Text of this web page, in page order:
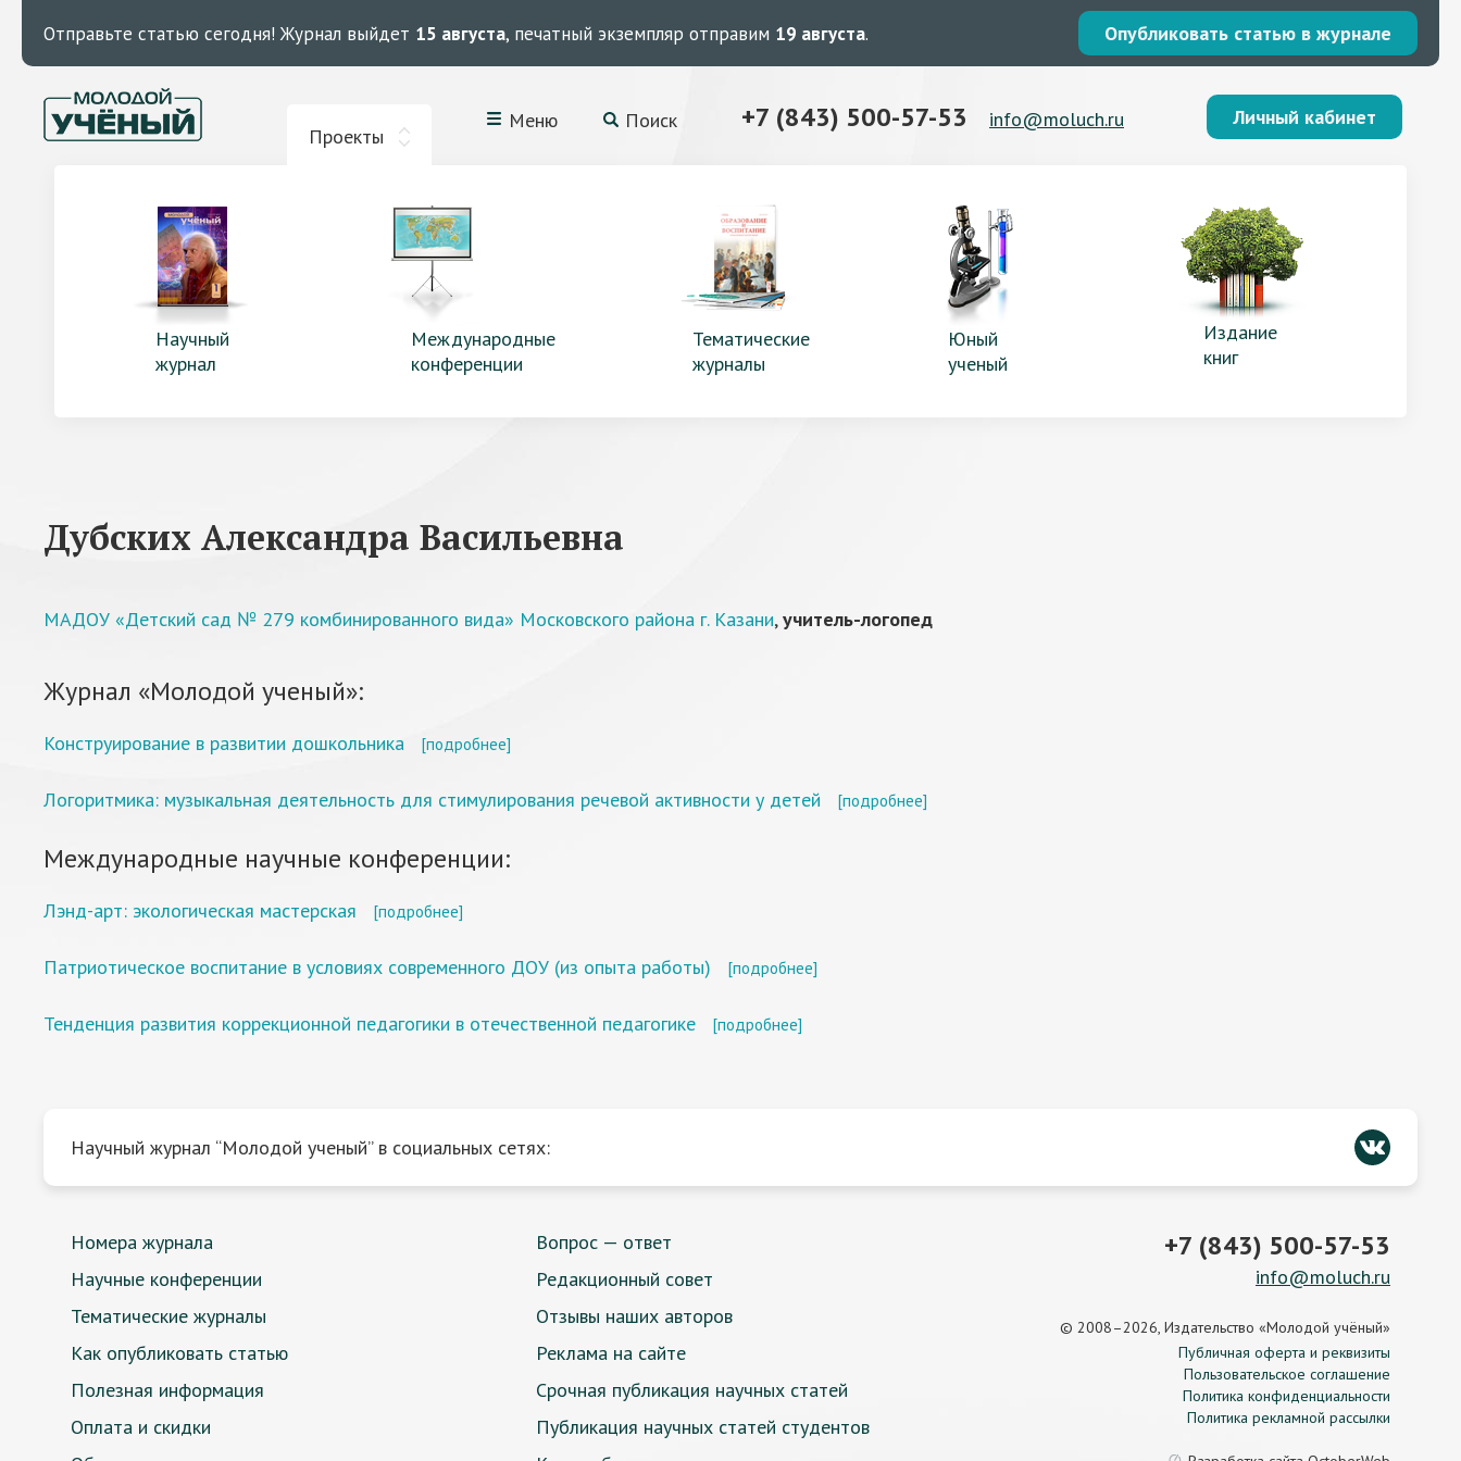
Отправьте статью сегодня! Журнал выйдет 15 августа, печатный экземпляр отправим 19 августа. Опубликовать статью в журнале
Проекты
Меню Поиск +7 (843) 500-57-53 info@moluch.ru Личный кабинет
Научный
журнал
Международные
конференции
Тематические
журналы
Юный
ученый
Издание
книг
Дубских Александра Васильевна
МАДОУ «Детский сад № 279 комбинированного вида» Московского района г. Казани,учитель-логопед
Журнал «Молодой ученый»:
Конструирование в развитии дошкольника [подробнее]
Логоритмика: музыкальная деятельность для стимулирования речевой активности у детей [подробнее]
Международные научные конференции:
Лэнд-арт: экологическая мастерская [подробнее]
Патриотическое воспитание в условиях современного ДОУ (из опыта работы) [подробнее]
Тенденция развития коррекционной педагогики в отечественной педагогике [подробнее]
Научный журнал “Молодой ученый” в социальных сетях:
Номера журнала
Научные конференции
Тематические журналы
Как опубликовать статью
Полезная информация
Оплата и скидки
Вопрос — ответ
Редакционный совет
Отзывы наших авторов
Реклама на сайте
Срочная публикация научных статей
Публикация научных статей студентов
+7 (843) 500-57-53
info@moluch.ru
© 2008–2026, Издательство «Молодой учёный»
Публичная оферта и реквизиты
Пользовательское соглашение
Политика конфиденциальности
Политика рекламной рассылки